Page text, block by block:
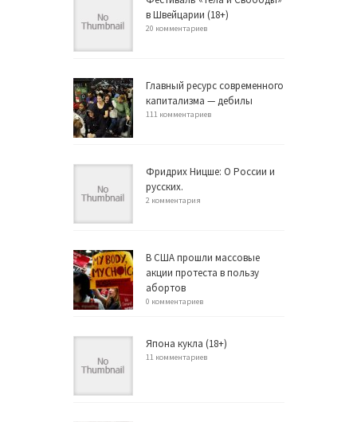
в Швейцарии (18+)
20 комментариев
Главный ресурс современного
капитализма — дебилы
111 комментариев
Фридрих Ницше: О России и
русских.
2 комментария
В США прошли массовые
акции протеста в пользу
абортов
0 комментариев
Япона кукла (18+)
11 комментариев